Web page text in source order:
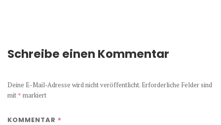
Schreibe einen Kommentar
Deine E-Mail-Adresse wird nicht veröffentlicht. Erforderliche Felder sind
mit * markiert
KOMMENTAR *